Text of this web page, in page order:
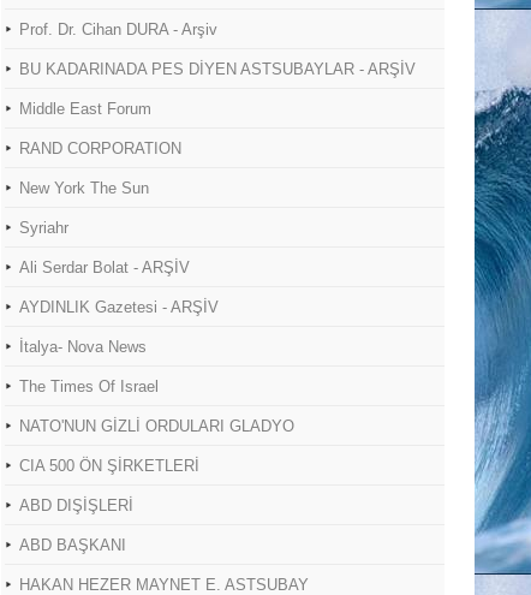
Prof. Dr. Cihan DURA - Arşiv
BU KADARINADA PES DİYEN ASTSUBAYLAR - ARŞİV
Middle East Forum
RAND CORPORATION
New York The Sun
Syriahr
Ali Serdar Bolat - ARŞİV
AYDINLIK Gazetesi - ARŞİV
İtalya- Nova News
The Times Of Israel
NATO'NUN GİZLİ ORDULARI GLADYO
CIA 500 ÖN ŞİRKETLERİ
ABD DIŞİŞLERİ
ABD BAŞKANI
HAKAN HEZER MAYNET E. ASTSUBAY